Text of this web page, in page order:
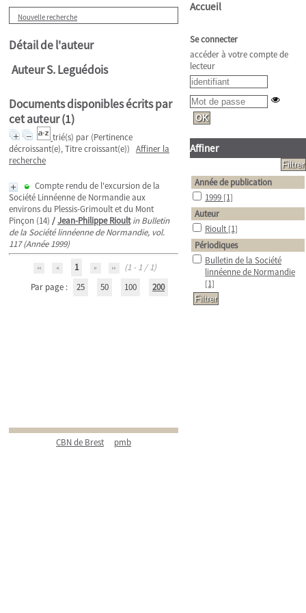
Nouvelle recherche
Détail de l'auteur
Auteur S. Leguédois
Documents disponibles écrits par
cet auteur (1)
trié(s) par (Pertinence
décroissant(e), Titre croissant(e)) Affiner la
recherche
Compte rendu de l'excursion de la
Société Linnéenne de Normandie aux
environs du Plessis-Grimoult et du Mont
Pinçon (14) /Jean-Philippe Rioult in Bulletin
de la Société linnéenne de Normandie, vol.
117 (Année 1999)
1
(1 - 1 / 1)
Par page :
25 50 100 200
CBN de Brest pmb
Accueil
Se connecter
accéder à votre compte de
lecteur
Affiner
Année de publication
1999 [1]
Auteur
Rioult [1]
Périodiques
Bulletin de la Société
linnéenne de Normandie
[1]